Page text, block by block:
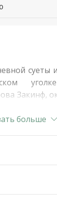
суеты
уголке
Закинф,
частном
западную
остров
больше